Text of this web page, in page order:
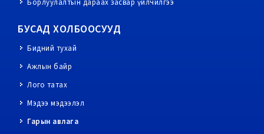
Борлуулалтын дараах засвар үйлчилгээ
БУСАД ХОЛБООСУУД
Бидний тухай
Ажлын байр
Лого татах
Мэдээ мэдээлэл
Гарын авлага